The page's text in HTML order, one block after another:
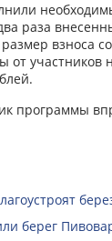
раза
взноса
от
программы
берег